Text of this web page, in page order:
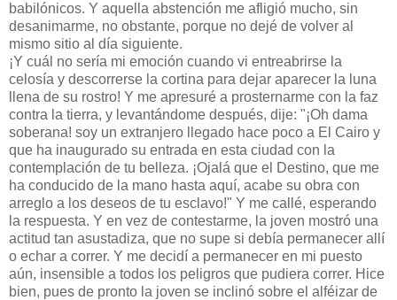
babilónicos. Y aquella abstención me afligió mucho, sin
desanimarme, no obstante, porque no dejé de volver al
mismo sitio al día siguiente.
¡Y cuál no sería mi emoción cuando vi entreabrirse la
celosía y descorrerse la cortina para dejar aparecer la luna
llena de su rostro! Y me apresuré a prosternarme con la faz
contra la tierra, y levantándome después, dije: "¡Oh dama
soberana! soy un extranjero llegado hace poco a El Cairo y
que ha inaugurado su entrada en esta ciudad con la
contemplación de tu belleza. ¡Ojalá que el Destino, que me
ha conducido de la mano hasta aquí, acabe su obra con
arreglo a los deseos de tu esclavo!" Y me callé, esperando
la respuesta. Y en vez de contestarme, la joven mostró una
actitud tan asustadiza, que no supe si debía permanecer allí
o echar a correr. Y me decidí a permanecer en mi puesto
aún, insensible a todos los peligros que pudiera correr. Hice
bien, pues de pronto la joven se inclinó sobre el alféizar de